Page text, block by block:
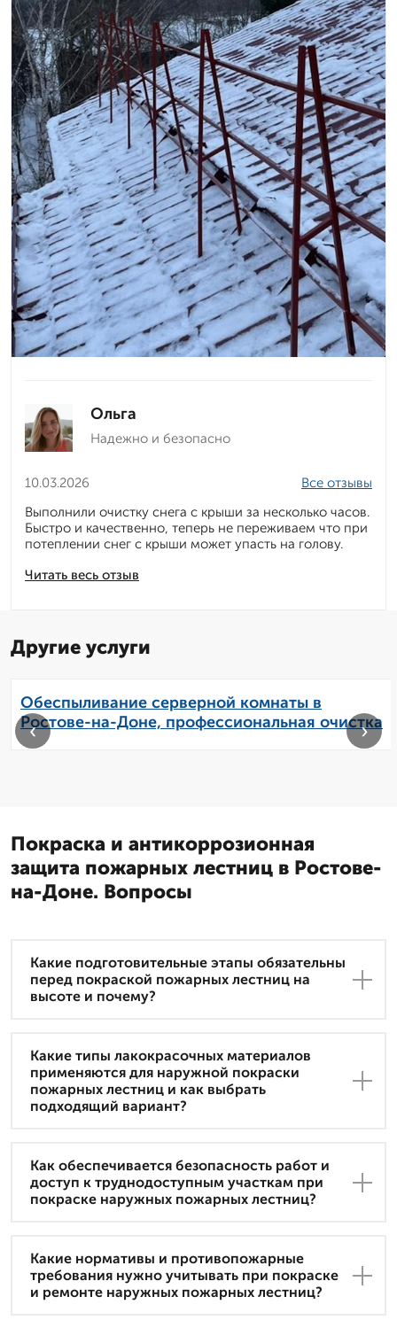
Ольга
Надежно и безопасно
10.03.2026
Читать весь отзыв
Все отзывы
Выполнили очистку снега с крыши за несколько часов.
Быстро и качественно, теперь не переживаем что при
потеплении снег с крыши может упасть на голову.
Другие услуги
Обеспыливание серверной комнаты в
Ростове-на-Доне, профессиональная очистка
‹ ›
Покраска и антикоррозионная
защита пожарных лестниц в Ростове-
на-Доне. Вопросы
Какие подготовительные этапы обязательны
перед покраской пожарных лестниц на
высоте и почему?
Какие типы лакокрасочных материалов
применяются для наружной покраски
пожарных лестниц и как выбрать
подходящий вариант?
Как обеспечивается безопасность работ и
доступ к труднодоступным участкам при
покраске наружных пожарных лестниц?
Какие нормативы и противопожарные
требования нужно учитывать при покраске
и ремонте наружных пожарных лестниц?